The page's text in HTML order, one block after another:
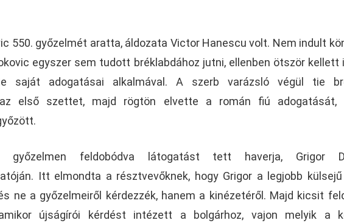
550. győzelmét aratta, áldozata Victor Hanescu volt. Nem indult
egyszer sem tudott bréklabdához jutni, ellenben ötször kellett
saját adogatásai alkalmával. A szerb varázsló végül tie
első szettet, majd rögtön elvette a román fiú adogatását,
győzelmen feldobódva látogatást tett haverja, Grigor
Itt elmondta a résztvevőknek, hogy Grigor a legjobb
ne a győzelmeiről kérdezzék, hanem a kinézetéről. Majd kicsit
újságírói kérdést intézett a bolgárhoz, vajon melyik a